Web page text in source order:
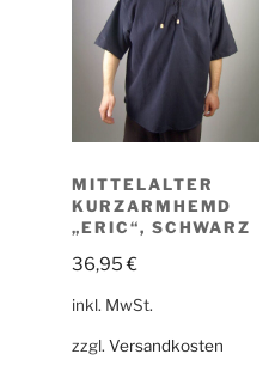
MITTELALTER
KURZARMHEMD
„ERIC“, SCHWARZ
36,95€
inkl. MwSt.
zzgl. Versandkosten